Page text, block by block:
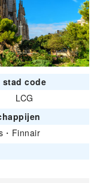
stad code
LCG
・ Finnair